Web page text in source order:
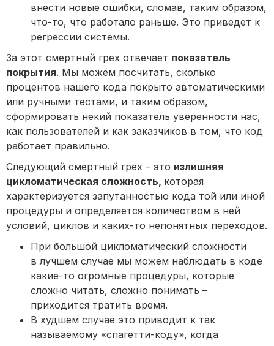
внести новые ошибки, сломав, таким образом,
что-то, что работало раньше. Это приведет к
регрессии системы.
За этот смертный грех отвечает показатель
покрытия. Мы можем посчитать, сколько
процентов нашего кода покрыто автоматическими
или ручными тестами, и таким образом,
сформировать некий показатель уверенности нас,
как пользователей и как заказчиков в том, что код
работает правильно.
Следующий смертный грех – это излишняя
цикломатическая сложность, которая
характеризуется запутанностью кода той или иной
процедуры и определяется количеством в ней
условий, циклов и каких-то непонятных переходов.
При большой цикломатический сложности
в лучшем случае мы можем наблюдать в коде
какие-то огромные процедуры, которые
сложно читать, сложно понимать –
приходится тратить время.
В худшем случае это приводит к так
называемому «спагетти-коду», когда